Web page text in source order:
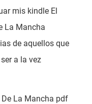
mis kindle El
La Mancha
de aquellos que
a la vez
La Mancha pdf